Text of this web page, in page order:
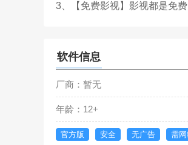
3、【免费影视】影视都是免
软件信息
厂商：暂无
年龄：12+
官方版 安全 无广告 需